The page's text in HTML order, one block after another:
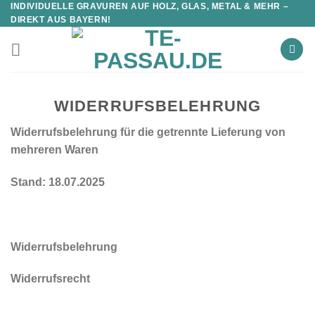
INDIVIDUELLE GRAVUREN AUF HOLZ, GLAS, METAL & MEHR –
DIREKT AUS BAYERN!
WIDERRUFSBELEHRUNG
Widerrufsbelehrung für die getrennte Lieferung von
mehreren Waren
Stand: 18.07.2025
Widerrufsbelehrung
Widerrufsrecht